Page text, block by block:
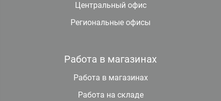
Центральный офис
Региональные офисы
Работа в магазинах
Работа в магазинах
Работа на складе